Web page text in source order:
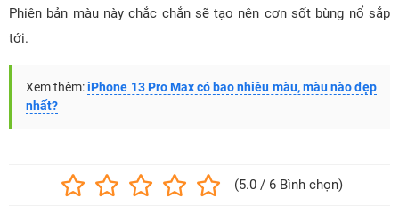
Phiên bản màu này chắc chắn sẽ tạo nên cơn sốt bùng nổ sắp
tới.
Xem thêm:iPhone 13 Pro Max có bao nhiêu màu, màu nào đẹp
nhất?
(5.0 / 6 Bình chọn)